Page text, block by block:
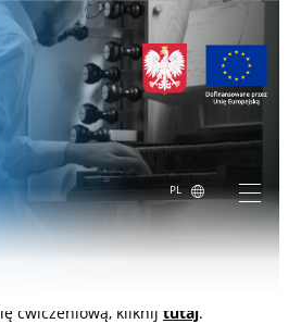
narzędzi
PL
ćwiczeniową, kliknij tutaj.